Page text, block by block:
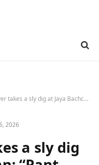
Bachchan: “Pant achchi hai”; Kapil Sharma reacts : Bollywood News – Bollywood Hungama
2026
a sly dig